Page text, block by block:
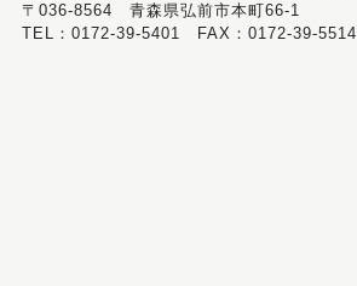
〒036-8564 青森県弘前市本町66-1
TEL：0172-39-5401 FAX：0172-39-5514